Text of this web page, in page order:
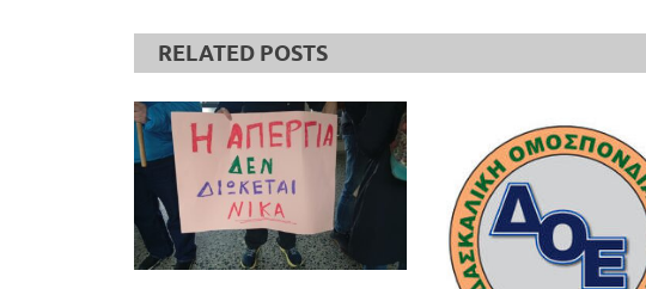
RELATED POSTS